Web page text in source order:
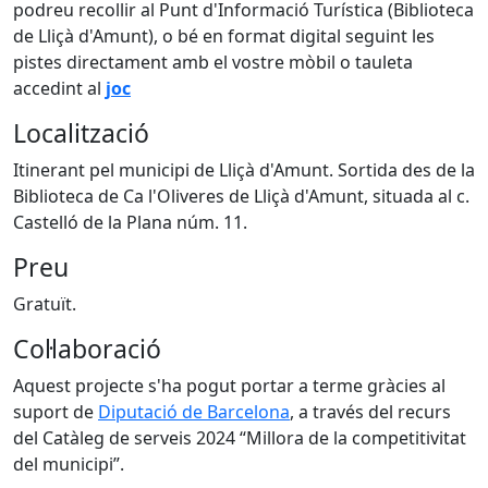
podreu recollir al Punt d'Informació Turística (Biblioteca
de Lliçà d'Amunt), o bé en format digital seguint les
pistes directament amb el vostre mòbil o tauleta
accedint al joc
Localització
Itinerant pel municipi de Lliçà d'Amunt. Sortida des de la
Biblioteca de Ca l'Oliveres de Lliçà d'Amunt, situada al c.
Castelló de la Plana núm. 11.
Preu
Gratuït.
Col·laboració
Aquest projecte s'ha pogut portar a terme gràcies al
suport de Diputació de Barcelona, a través del recurs
del Catàleg de serveis 2024 “Millora de la competitivitat
del municipi”.